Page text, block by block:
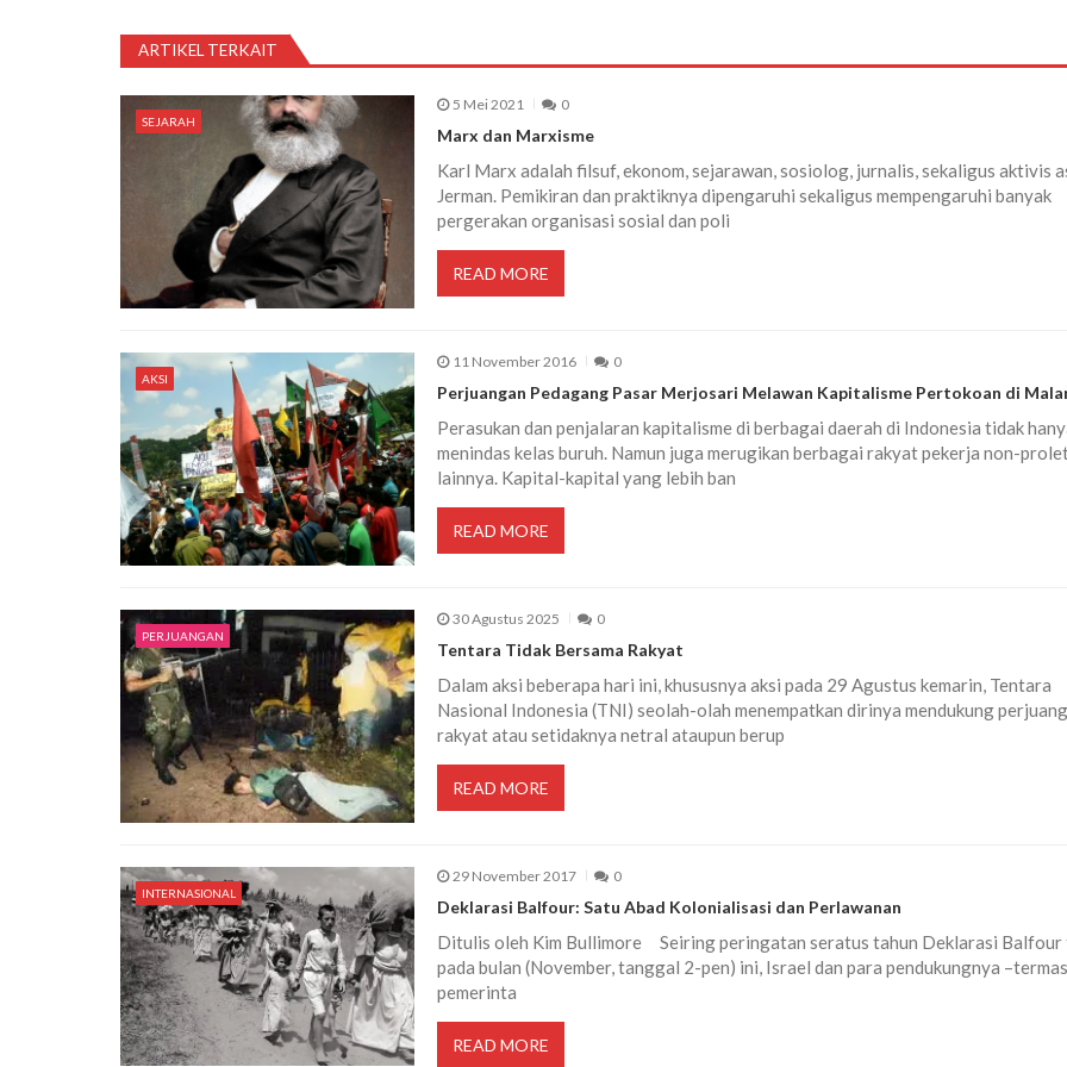
v
i
g
i
p
o
s
ARTIKEL TERKAIT
SEJARAH
5 Mei 2021 0
Marx dan Marxisme
Karl Marx adalah filsuf, ekonom, sejarawan, sosiolog, jurnalis, sekaligus aktivis
Jerman. Pemikiran dan praktiknya dipengaruhi sekaligus mempengaruhi banyak
pergerakan organisasi sosial dan poli
READ MORE
AKSI
11 November 2016 0
Perjuangan Pedagang Pasar Merjosari Melawan Kapitalisme Pertokoan di
Perasukan dan penjalaran kapitalisme di berbagai daerah di Indonesia tidak
menindas kelas buruh. Namun juga merugikan berbagai rakyat pekerja non-
lainnya. Kapital-kapital yang lebih ban
READ MORE
PERJUANGAN
30 Agustus 2025 0
Tentara Tidak Bersama Rakyat
Dalam aksi beberapa hari ini, khususnya aksi pada 29 Agustus kemarin, Tentara
Nasional Indonesia (TNI) seolah-olah menempatkan dirinya mendukung
rakyat atau setidaknya netral ataupun berup
READ MORE
INTERNASIONAL
29 November 2017 0
Deklarasi Balfour: Satu Abad Kolonialisasi dan Perlawanan
Ditulis oleh Kim Bullimore Seiring peringatan seratus tahun Deklarasi Balfour
pada bulan (November, tanggal 2-pen) ini, Israel dan para pendukungnya
pemerinta
READ MORE